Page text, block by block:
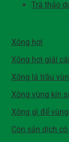
Trà thảo
Xông hơi
Xông hơi giải
Xông lá trầu
Xông vùng kín
Xông gì để
Còn sản dịch